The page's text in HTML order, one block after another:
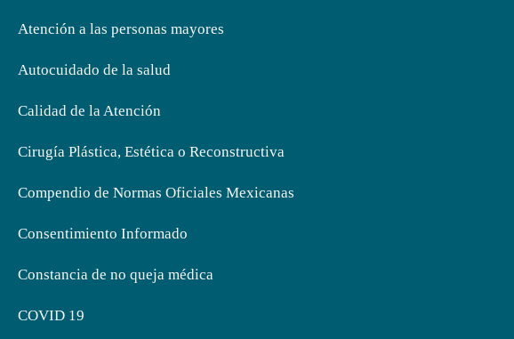
Atención a las personas mayores
Autocuidado de la salud
Calidad de la Atención
Cirugía Plástica, Estética o Reconstructiva
Compendio de Normas Oficiales Mexicanas
Consentimiento Informado
Constancia de no queja médica
COVID 19